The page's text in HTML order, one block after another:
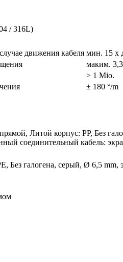
/ 316L)
движения кабеля мин. 15 x
маким.
> 1 Mio.
± 180 °/m
Литой корпус: PP, Без
соединительный кабель:
Без галогена, серый, Ø 6,5